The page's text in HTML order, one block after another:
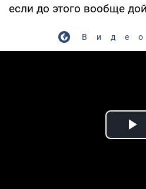
если до этого вообще